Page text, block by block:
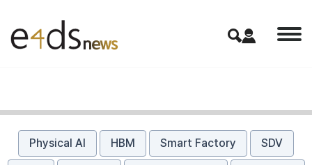
Physical AI HBM Smart Factory SDV